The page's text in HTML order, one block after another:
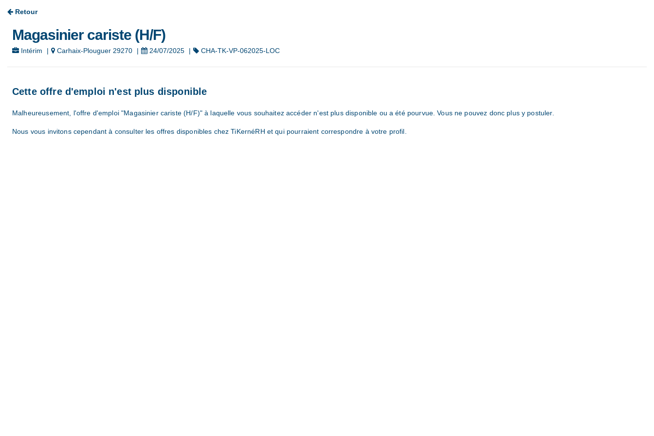
Retour
Magasinier cariste (H/F)
Intérim | Carhaix-Plouguer 29270 | 24/07/2025 | CHA-TK-VP-062025-LOC
Cette offre d'emploi n'est plus disponible
Malheureusement, l'offre d'emploi "Magasinier cariste (H/F)" à laquelle vous souhaitez accéder n'est plus disponible ou a été pourvue. Vous ne pouvez donc plus y postuler.
Nous vous invitons cependant à consulter les offres disponibles chez TiKernéRH et qui pourraient correspondre à votre profil.